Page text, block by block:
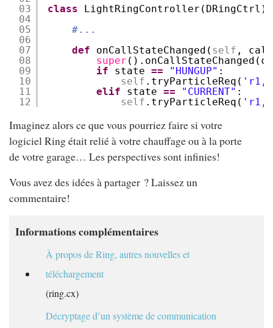
03
04
05
06
07
08
09
10
11
12
class
LightRingController(DRingCtrl):
#...
def
onCallStateChanged( self ,
super
if
state == "HUNGUP" :
self .tryParticleReq(
elif
state == "CURRENT" :
self .tryParticleReq(
Imaginez alors ce que vous pourriez faire si votre
logiciel Ring était relié à votre chauffage ou à la porte
de votre garage… Les perspectives sont infinies!
Vous avez des idées à partager ? Laissez un
commentaire!
Informations complémentaires
À propos de Ring, autres nouvelles et
téléchargement
(ring.cx)
Décryptage d’un système de communication